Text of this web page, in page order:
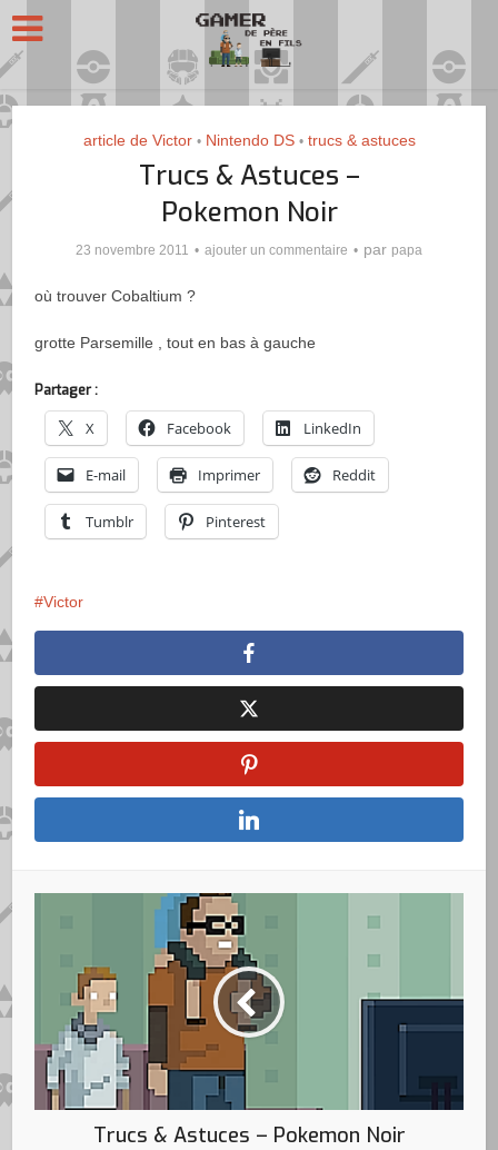
article de Victor • Nintendo DS • trucs & astuces
Trucs & Astuces –
Pokemon Noir
23 novembre 2011 ajouter un commentaire par papa
où trouver Cobaltium ?
grotte Parsemille , tout en bas à gauche
Partager :
X Facebook LinkedIn
E-mail Imprimer Reddit
Tumblr Pinterest
Victor
Trucs & Astuces – Pokemon Noir